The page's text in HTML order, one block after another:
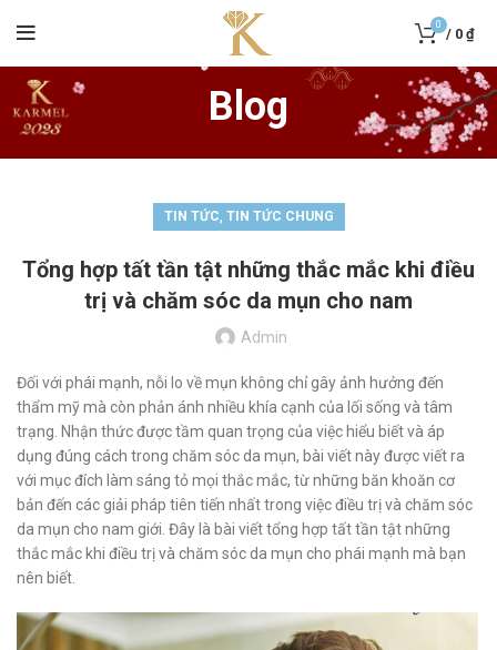
0
/ 0 ₫
Blog
TIN TỨC, TIN TỨC CHUNG
Tổng hợp tất tần tật những thắc mắc khi điều
trị và chăm sóc da mụn cho nam
Admin
Đối với phái mạnh, nỗi lo về mụn không chỉ gây ảnh hưởng đến
thẩm mỹ mà còn phản ánh nhiều khía cạnh của lối sống và tâm
trạng. Nhận thức được tầm quan trọng của việc hiểu biết và áp
dụng đúng cách trong chăm sóc da mụn, bài viết này được viết ra
với mục đích làm sáng tỏ mọi thắc mắc, từ những băn khoăn cơ
bản đến các giải pháp tiên tiến nhất trong việc điều trị và chăm sóc
da mụn cho nam giới. Đây là bài viết tổng hợp tất tần tật những
thắc mắc khi điều trị và chăm sóc da mụn cho phái mạnh mà bạn
nên biết.